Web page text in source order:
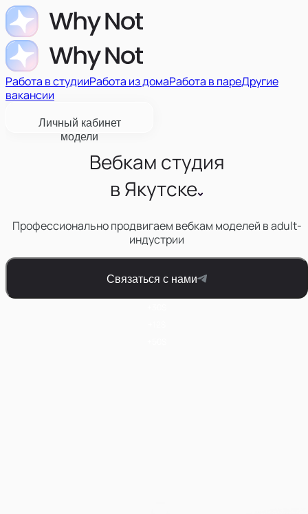
Работа в студииРабота из домаРабота в пареДругие
вакансии
Личный кабинет
модели
Вебкам студия
вЯкутске
Профессионально продвигаем вебкам моделей в adult-
индустрии
Связаться с нами